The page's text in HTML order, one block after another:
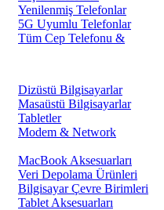
Yenilenmiş Telefonlar
5G Uyumlu Telefonlar
Tüm Cep Telefonu &
Dizüstü Bilgisayarlar
Masaüstü Bilgisayarlar
Tabletler
Modem & Network
MacBook Aksesuarları
Veri Depolama Ürünleri
Bilgisayar Çevre Birimleri
Tablet Aksesuarları